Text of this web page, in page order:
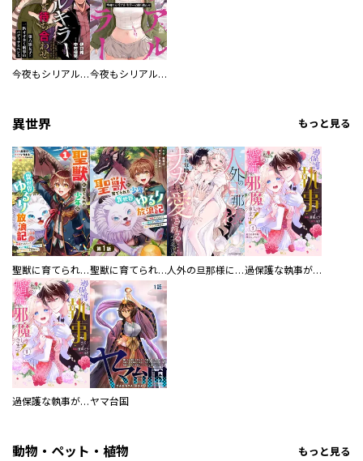
今夜もシリアルキラーと待ち合わせ 分冊版 今夜もシリアルキラーと待ち合わせ
異世界 もっと見る
聖獣に育てられた少年の異世界ゆるり放浪記～神様からもらったチート魔法で、仲間たちとスローライフを満喫中～ 聖獣に育てられた少年の異世界ゆるり放浪記～神様からもらったチート魔法で、仲間たちとスローライフを満喫中～【分冊版】 人外の旦那様に娶られ毎晩ナカまで愛される…。アンソロジー 過保護な執事が私の婚活を邪魔してきます！ 分冊版
過保護な執事が私の婚活を邪魔してきます！ ヤマ台国
動物・ペット・植物 もっと見る